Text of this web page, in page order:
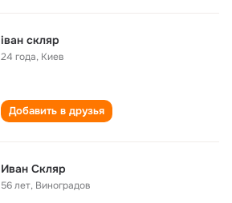
іван скляр
24 года, Киев
Добавить в друзья
Иван Скляр
56 лет, Виноградов